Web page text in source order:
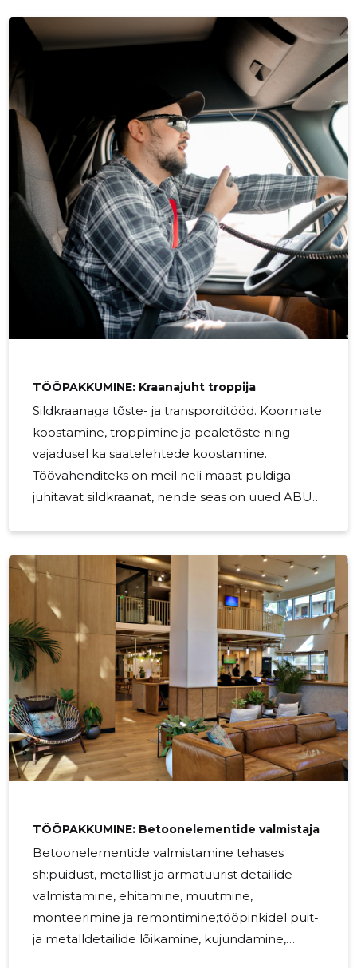
TÖÖPAKKUMINE: Kraanajuht troppija
Sildkraanaga tõste- ja transporditööd. Koormate
koostamine, troppimine ja pealetõste ning
vajadusel ka saatelehtede koostamine.
Töövahenditeks on meil neli maast puldiga
juhitavat sildkraanat, nende seas on uued ABUS
tõstevõimega), samuti 2 nõukogudeaegset
sildkraanat tõstevõimega 5 tonni.Lisaks on töö
sisu ka betoonelementide valmistajate ja
puuseppade abistamine nende töös ning
üldine tsehhi korrashoid ja toodete ning
tarvikute paigutus.
TÖÖPAKKUMINE: Betoonelementide valmistaja
Betoonelementide valmistamine tehases
sh:puidust, metallist ja armatuurist detailide
valmistamine, ehitamine, muutmine,
monteerimine ja remontimine;tööpinkidel puit-
ja metalldetailide lõikamine, kujundamine,